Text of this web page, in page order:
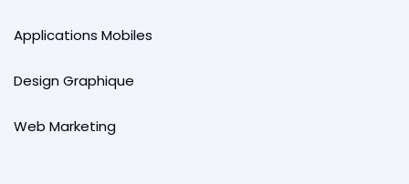
Applications Mobiles
Design Graphique
Web Marketing